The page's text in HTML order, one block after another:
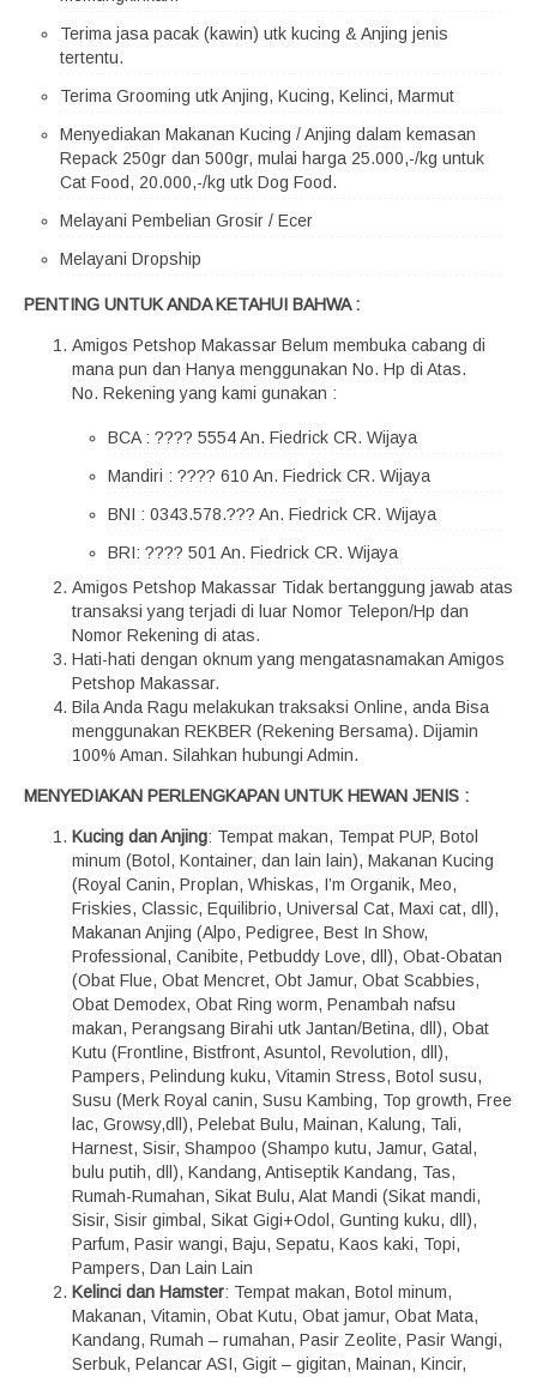
Terima jasa pacak (kawin) utk kucing & Anjing jenis
tertentu.
Terima Grooming utk Anjing, Kucing, Kelinci, Marmut
Menyediakan Makanan Kucing / Anjing dalam kemasan
Repack 250gr dan 500gr, mulai harga 25.000,-/kg untuk
Cat Food, 20.000,-/kg utk Dog Food.
Melayani Pembelian Grosir / Ecer
Melayani Dropship
PENTING UNTUK ANDA KETAHUI BAHWA :
Amigos Petshop Makassar Belum membuka cabang di
mana pun dan Hanya menggunakan No. Hp di Atas.
No. Rekening yang kami gunakan :
BCA : ???? 5554 An. Fiedrick CR. Wijaya
Mandiri : ???? 610 An. Fiedrick CR. Wijaya
BNI : 0343.578.??? An. Fiedrick CR. Wijaya
BRI: ???? 501 An. Fiedrick CR. Wijaya
Amigos Petshop Makassar Tidak bertanggung jawab atas
transaksi yang terjadi di luar Nomor Telepon/Hp dan
Nomor Rekening di atas.
Hati-hati dengan oknum yang mengatasnamakan Amigos
Petshop Makassar.
Bila Anda Ragu melakukan traksaksi Online, anda Bisa
menggunakan REKBER (Rekening Bersama). Dijamin
100% Aman. Silahkan hubungi Admin.
MENYEDIAKAN PERLENGKAPAN UNTUK HEWAN JENIS :
Kucing dan Anjing: Tempat makan, Tempat PUP, Botol
minum (Botol, Kontainer, dan lain lain), Makanan Kucing
(Royal Canin, Proplan, Whiskas, I’m Organik, Meo,
Friskies, Classic, Equilibrio, Universal Cat, Maxi cat, dll),
Makanan Anjing (Alpo, Pedigree, Best In Show,
Professional, Canibite, Petbuddy Love, dll), Obat-Obatan
(Obat Flue, Obat Mencret, Obt Jamur, Obat Scabbies,
Obat Demodex, Obat Ring worm, Penambah nafsu
makan, Perangsang Birahi utk Jantan/Betina, dll), Obat
Kutu (Frontline, Bistfront, Asuntol, Revolution, dll),
Pampers, Pelindung kuku, Vitamin Stress, Botol susu,
Susu (Merk Royal canin, Susu Kambing, Top growth, Free
lac, Growsy,dll), Pelebat Bulu, Mainan, Kalung, Tali,
Harnest, Sisir, Shampoo (Shampo kutu, Jamur, Gatal,
bulu putih, dll), Kandang, Antiseptik Kandang, Tas,
Rumah-Rumahan, Sikat Bulu, Alat Mandi (Sikat mandi,
Sisir, Sisir gimbal, Sikat Gigi+Odol, Gunting kuku, dll),
Parfum, Pasir wangi, Baju, Sepatu, Kaos kaki, Topi,
Pampers, Dan Lain Lain
Kelinci dan Hamster: Tempat makan, Botol minum,
Makanan, Vitamin, Obat Kutu, Obat jamur, Obat Mata,
Kandang, Rumah – rumahan, Pasir Zeolite, Pasir Wangi,
Serbuk, Pelancar ASI, Gigit – gigitan, Mainan, Kincir,